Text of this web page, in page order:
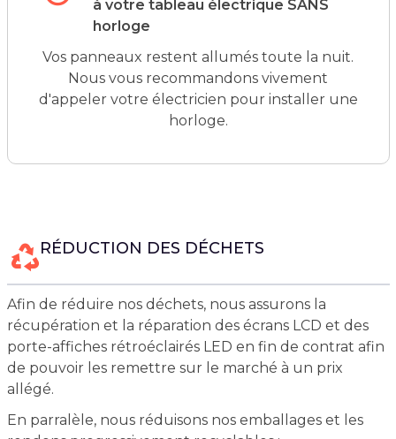
à votre tableau électrique SANS
horloge
Vos panneaux restent allumés toute la nuit.
Nous vous recommandons vivement
d'appeler votre électricien pour installer une
horloge.
RÉDUCTION DES DÉCHETS
Afin de réduire nos déchets, nous assurons la
récupération et la réparation des écrans LCD et des
porte-affiches rétroéclairés LED en fin de contrat afin
de pouvoir les remettre sur le marché à un prix
allégé.
En parralèle, nous réduisons nos emballages et les